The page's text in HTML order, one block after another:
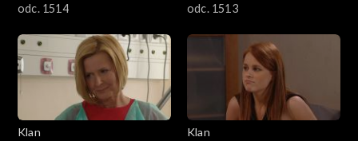
odc. 1514
odc. 1513
Klan
Klan